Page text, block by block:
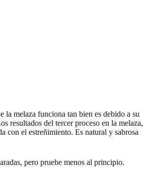
la melaza funciona tan bien es debido a su
resultados del tercer proceso en la melaza,
con el estreñimiento. Es natural y sabrosa
pero pruebe menos al principio.